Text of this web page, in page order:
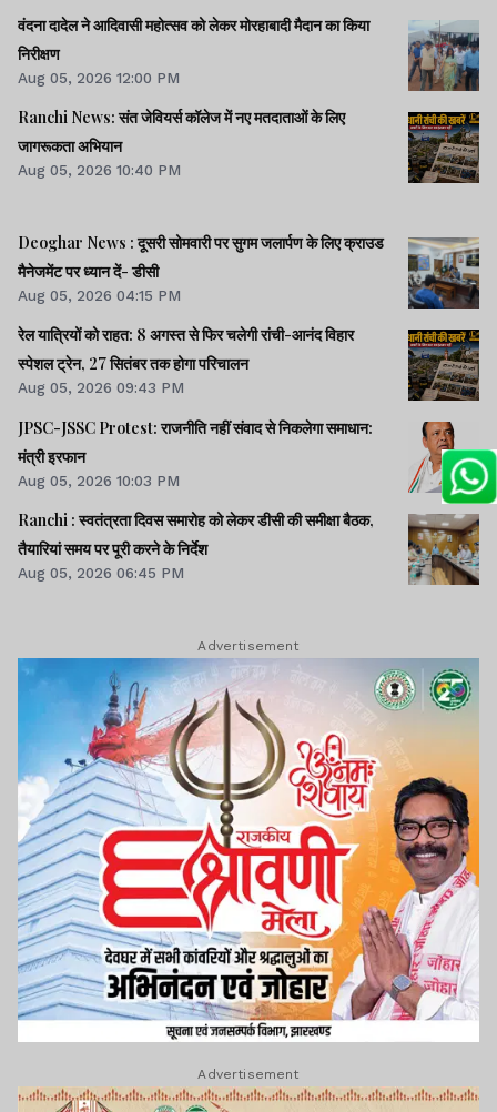
वंदना दादेल ने आदिवासी महोत्सव को लेकर मोरहाबादी मैदान का किया
निरीक्षण
Aug 05, 2026 12:00 PM
Ranchi News: संत जेवियर्स कॉलेज में नए मतदाताओं के लिए
जागरूकता अभियान
Aug 05, 2026 10:40 PM
Deoghar News : दूसरी सोमवारी पर सुगम जलार्पण के लिए क्राउड
मैनेजमेंट पर ध्यान दें- डीसी
Aug 05, 2026 04:15 PM
रेल यात्रियों को राहत: 8 अगस्त से फिर चलेगी रांची-आनंद विहार
स्पेशल ट्रेन, 27 सितंबर तक होगा परिचालन
Aug 05, 2026 09:43 PM
JPSC-JSSC Protest: राजनीति नहीं संवाद से निकलेगा समाधान:
मंत्री इरफान
Aug 05, 2026 10:03 PM
Ranchi : स्वतंत्रता दिवस समारोह को लेकर डीसी की समीक्षा बैठक,
तैयारियां समय पर पूरी करने के निर्देश
Aug 05, 2026 06:45 PM
Advertisement
Advertisement